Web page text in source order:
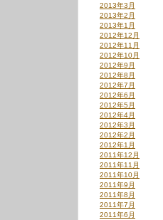
2013年3月
2013年2月
2013年1月
2012年12月
2012年11月
2012年10月
2012年9月
2012年8月
2012年7月
2012年6月
2012年5月
2012年4月
2012年3月
2012年2月
2012年1月
2011年12月
2011年11月
2011年10月
2011年9月
2011年8月
2011年7月
2011年6月